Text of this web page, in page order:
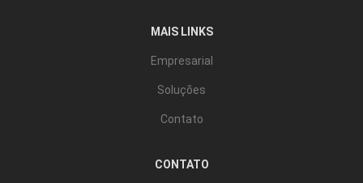
MAIS LINKS
Empresarial
Soluções
Contato
CONTATO